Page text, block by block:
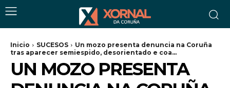
Inicio SUCESOS
Un mozo presenta denuncia na Coruña
tras aparecer semiespido, desorientado e coa...
UN MOZO PRESENTA